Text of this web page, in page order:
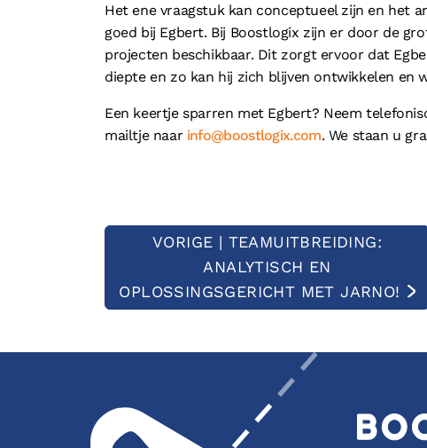
Het ene vraagstuk kan conceptueel zijn en het
goed bij Egbert. Bij Boostlogix zijn er door de
projecten beschikbaar. Dit zorgt ervoor dat
diepte en zo kan hij zich blijven ontwikkelen en
Een keertje sparren met Egbert? Neem
mailtje naar info@boostlogix.com. We staan u
VORIGE | TEAMUITBREIDING:
ANALYTISCH EN
OPLOSSINGSGERICHT MET JARNO!